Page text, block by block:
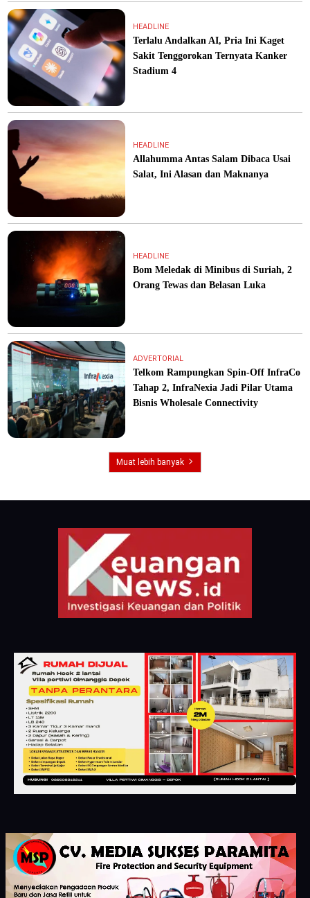
HEADLINE
Terlalu Andalkan AI, Pria Ini Kaget
Sakit Tenggorokan Ternyata Kanker
Stadium 4
HEADLINE
Allahumma Antas Salam Dibaca Usai
Salat, Ini Alasan dan Maknanya
HEADLINE
Bom Meledak di Minibus di Suriah, 2
Orang Tewas dan Belasan Luka
ADVERTORIAL
Telkom Rampungkan Spin-Off InfraCo
Tahap 2, InfraNexia Jadi Pilar Utama
Bisnis Wholesale Connectivity
Muat lebih banyak